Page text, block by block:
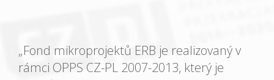
„Fond mikroprojektů ERB je realizovaný v
rámci OPPS CZ-PL 2007-2013, který je